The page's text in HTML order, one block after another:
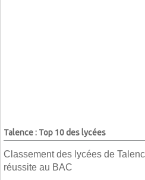
Talence : Top 10 des lycées
Classement des lycées de
réussite au BAC